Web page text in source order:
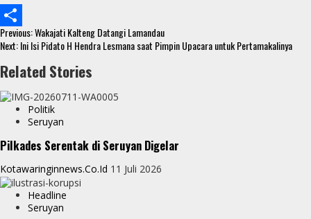
b
o
o
k
t
t
e
r
a
t
s
A
p
e
s
s
e
n
e
r
S
a
r
Continue
Reading
Previous:Wakajati Kalteng Datangi Lamandau
Next:Ini Isi Pidato H Hendra Lesmana saat Pimpin Upacara untuk Pertamakalinya
Related Stories
Politik
Seruyan
Pilkades Serentak di Seruyan Digelar
Kotawaringinnews.co.id 11 Juli 2026
Headline
Seruyan